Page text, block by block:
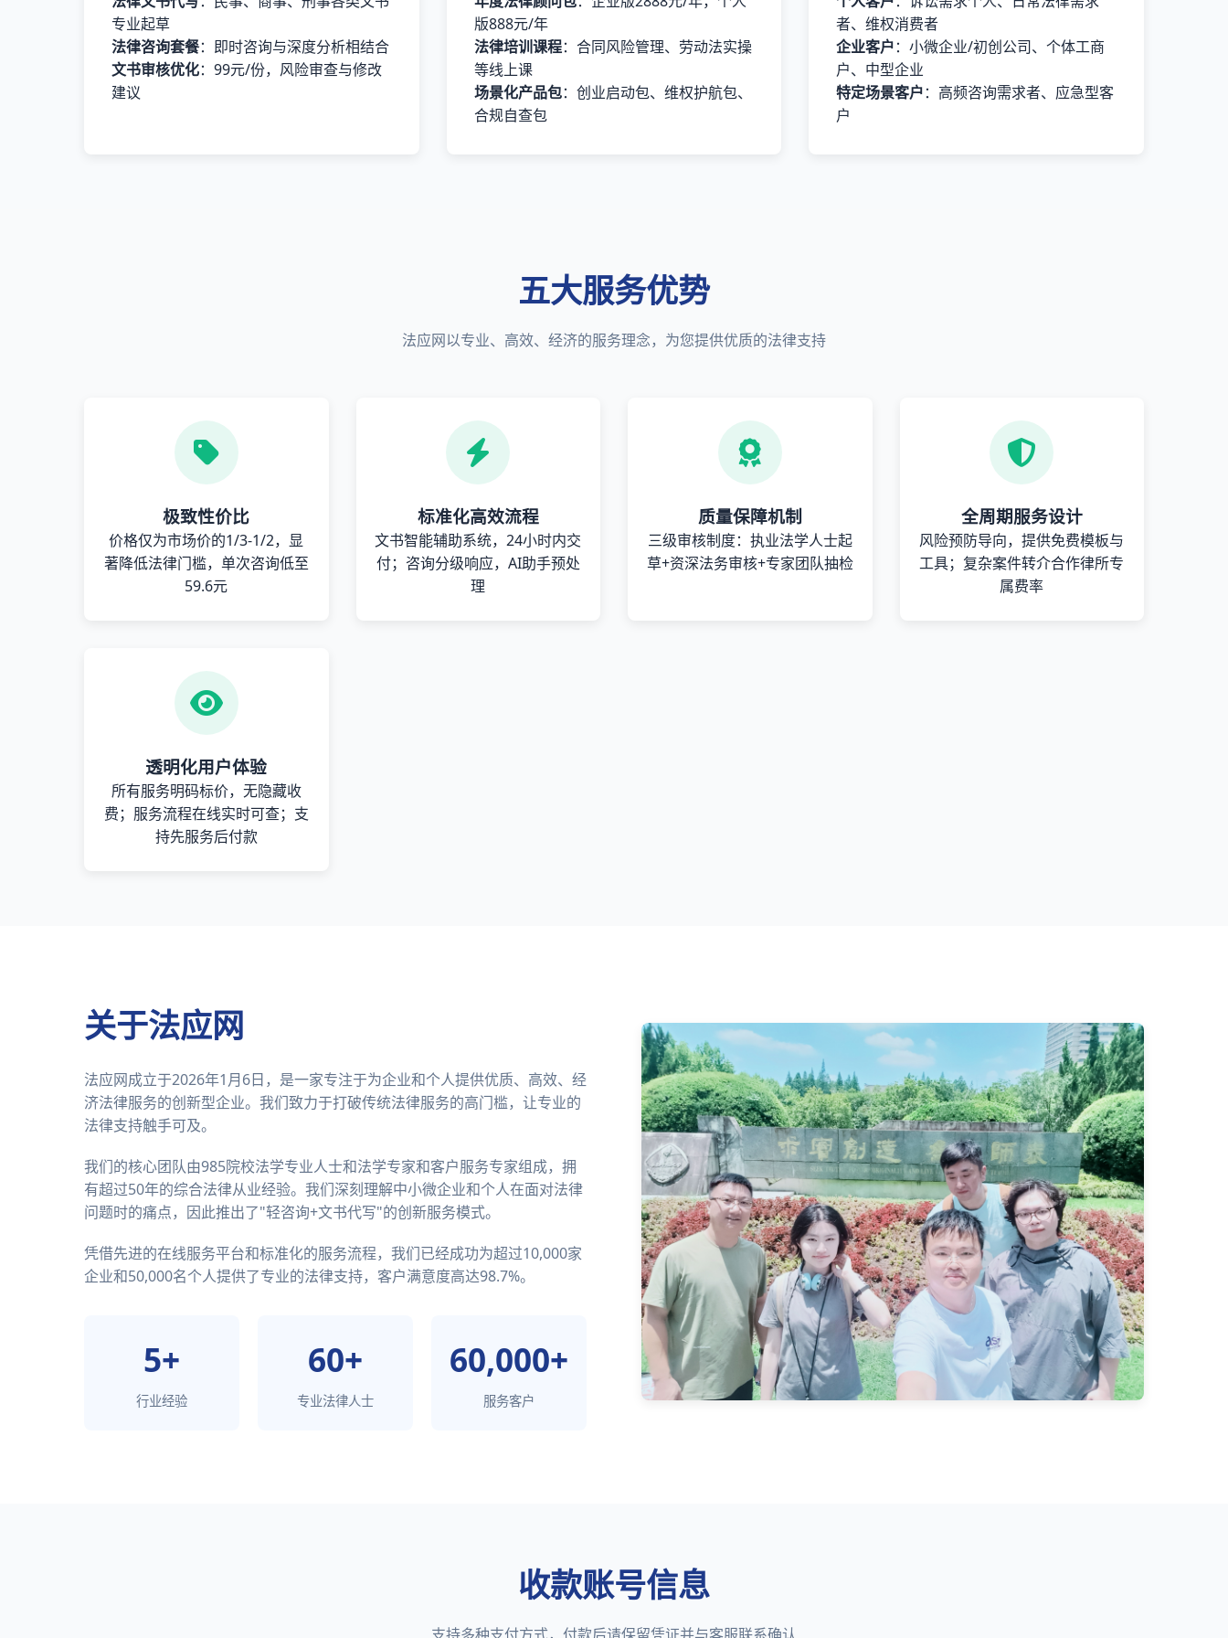
专业起草
法律咨询套餐：即时咨询与深度分析相结合
文书审核优化：99元/份，风险审查与修改
建议
版888元/年
法律培训课程：合同风险管理、劳动法实操
等线上课
场景化产品包：创业启动包、维权护航包、
合规自查包
者、维权消费者
企业客户：小微企业/初创公司、个体工商
户、中型企业
特定场景客户：高频咨询需求者、应急型客
户
五大服务优势
法应网以专业、高效、经济的服务理念，为您提供优质的法律支持
极致性价比
价格仅为市场价的1/3-1/2，显
著降低法律门槛，单次咨询低至
59.6元
标准化高效流程
文书智能辅助系统，24小时内交
付；咨询分级响应，AI助手预处
理
质量保障机制
三级审核制度：执业法学人士起
草+资深法务审核+专家团队抽检
全周期服务设计
风险预防导向，提供免费模板与
工具；复杂案件转介合作律所专
属费率
透明化用户体验
所有服务明码标价，无隐藏收
费；服务流程在线实时可查；支
持先服务后付款
关于法应网
法应网成立于2026年1月6日，是一家专注于为企业和个人提供优质、高效、经
济法律服务的创新型企业。我们致力于打破传统法律服务的高门槛，让专业的
法律支持触手可及。
我们的核心团队由985院校法学专业人士和法学专家和客户服务专家组成，拥
有超过50年的综合法律从业经验。我们深刻理解中小微企业和个人在面对法律
问题时的痛点，因此推出了"轻咨询+文书代写"的创新服务模式。
凭借先进的在线服务平台和标准化的服务流程，我们已经成功为超过10,000家
企业和50,000名个人提供了专业的法律支持，客户满意度高达98.7%。
5+
行业经验
60+
专业法律人士
60,000+
服务客户
收款账号信息